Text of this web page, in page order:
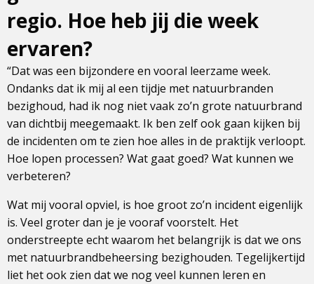
regio. Hoe heb jij die week
ervaren?
“Dat was een bijzondere en vooral leerzame week.
Ondanks dat ik mij al een tijdje met natuurbranden
bezighoud, had ik nog niet vaak zo’n grote natuurbrand
van dichtbij meegemaakt. Ik ben zelf ook gaan kijken bij
de incidenten om te zien hoe alles in de praktijk verloopt.
Hoe lopen processen? Wat gaat goed? Wat kunnen we
verbeteren?
Wat mij vooral opviel, is hoe groot zo’n incident eigenlijk
is. Veel groter dan je je vooraf voorstelt. Het
onderstreepte echt waarom het belangrijk is dat we ons
met natuurbrandbeheersing bezighouden. Tegelijkertijd
liet het ook zien dat we nog veel kunnen leren en